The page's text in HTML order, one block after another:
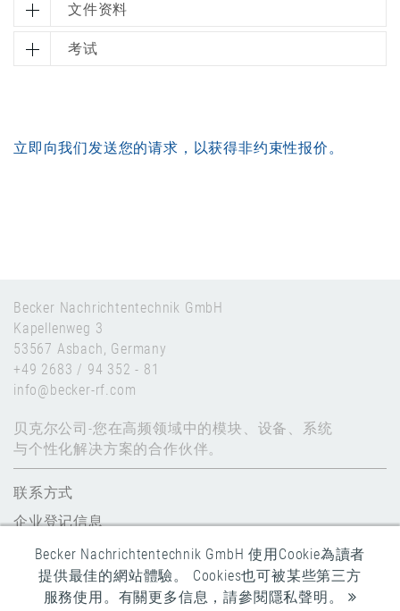
文件资料
考试
立即向我们发送您的请求，以获得非约束性报价。
Becker Nachrichtentechnik GmbH
Kapellenweg 3
53567 Asbach, Germany
+49 2683 / 94 352 - 81
info@becker-rf.com
贝克尔公司-您在高频领域中的模块、设备、系统
与个性化解决方案的合作伙伴。
联系方式
企业登记信息
数据保护
全球条款和条件
Becker Nachrichtentechnik GmbH 使用Cookie為讀者
提供最佳的網站體驗。 Cookies也可被某些第三方
服務使用。有關更多信息，請參閱隱私聲明。